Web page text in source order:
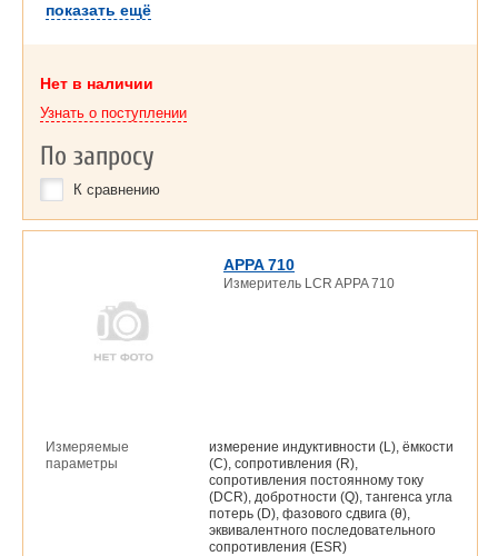
показать ещё
Нет в наличии
Узнать о поступлении
По запросу
К сравнению
APPA 710
Измеритель LCR APPA 710
Измеряемые
параметры
измерение индуктивности (L), ёмкости
(C), сопротивления (R),
сопротивления постоянному току
(DCR), добротности (Q), тангенса угла
потерь (D), фазового сдвига (θ),
эквивалентного последовательного
сопротивления (ESR)